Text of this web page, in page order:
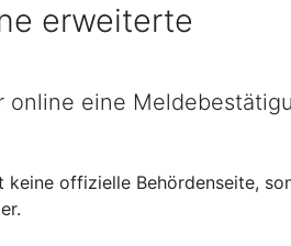
erweiterte
online eine
keine offizielle Behördenseite,